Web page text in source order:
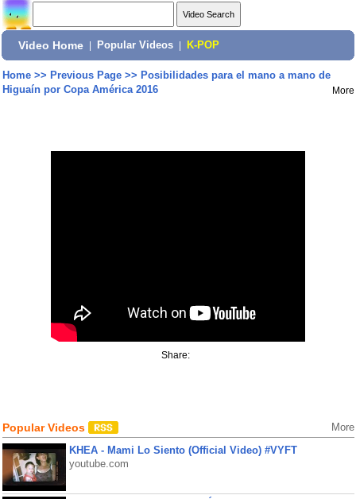
Video Home Popular Videos K-POP
Home>> Previous Page>> Posibilidades para el mano a mano de
Higuaín por Copa América 2016
More
Share:
Popular Videos More
KHEA - Mami Lo Siento (Official Video) #VYFT
youtube.com